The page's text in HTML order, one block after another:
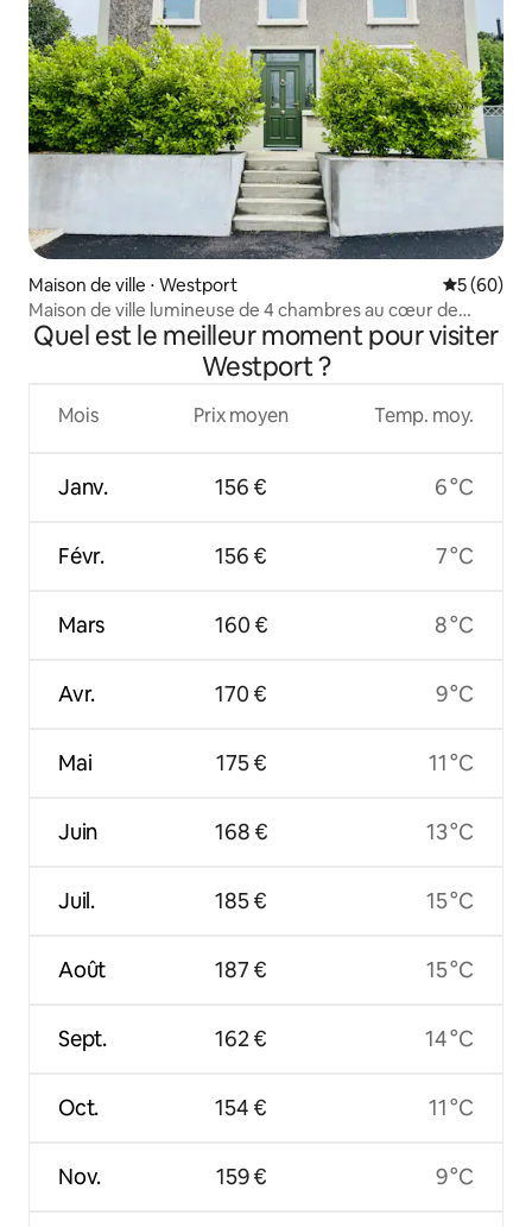
Maison de ville ⋅ Westport
5 (60)
Maison de ville lumineuse de 4 chambres au cœur de
Westport
Quel est le meilleur moment pour visiter
Westport ?
Mois
Janv.
Févr.
Mars
Avr.
Mai
Juin
Juil.
Août
Sept.
Oct.
Nov.
Prix moyen
156 €
156 €
160 €
170 €
175 €
168 €
185 €
187 €
162 €
154 €
159 €
Temp. moy.
6 °C
7 °C
8 °C
9 °C
11 °C
13 °C
15 °C
15 °C
14 °C
11 °C
9 °C